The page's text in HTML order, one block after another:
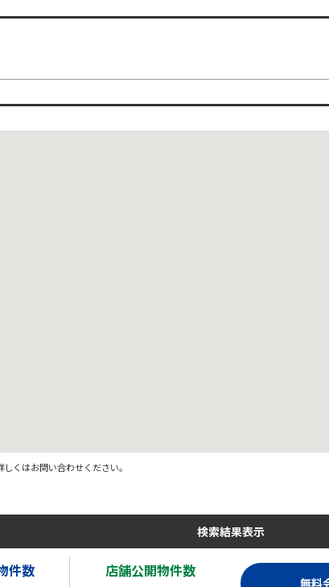
くはお問い合わせください。
検索結果表示
件数 店舗公開物件数
無料